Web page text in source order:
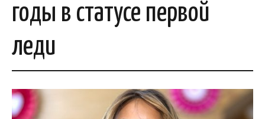
годы в статусе первой
леди